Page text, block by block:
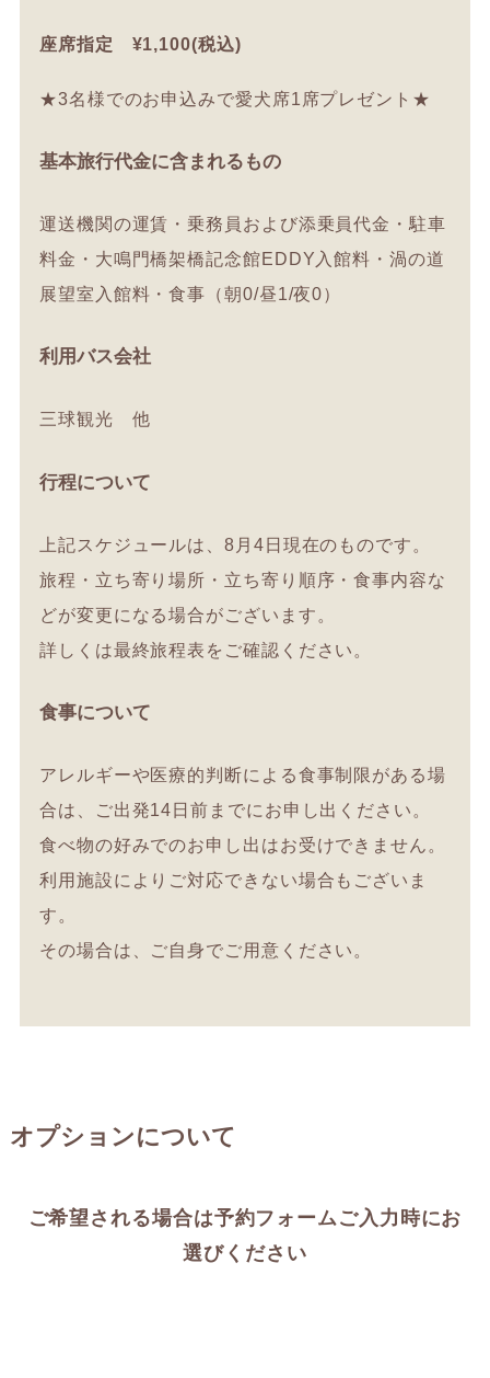
座席指定 ¥1,100(税込)
★3名様でのお申込みで愛犬席1席プレゼント★
基本旅行代金に含まれるもの
運送機関の運賃・乗務員および添乗員代金・駐車
料金・大鳴門橋架橋記念館EDDY入館料・渦の道
展望室入館料・食事（朝0/昼1/夜0）
利用バス会社
三球観光 他
行程について
上記スケジュールは、8月4日現在のものです。
旅程・立ち寄り場所・立ち寄り順序・食事内容な
どが変更になる場合がございます。
詳しくは最終旅程表をご確認ください。
食事について
アレルギーや医療的判断による食事制限がある場
合は、ご出発14日前までにお申し出ください。
食べ物の好みでのお申し出はお受けできません。
利用施設によりご対応できない場合もございま
す。
その場合は、ご自身でご用意ください。
オプションについて
ご希望される場合は予約フォームご入力時にお
選びください